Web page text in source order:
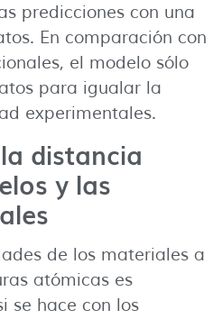
predicciones con una
En comparación con
el modelo sólo
para igualar la
experimentales.
distancia
y las
de los materiales a
atómicas es
se hace con los